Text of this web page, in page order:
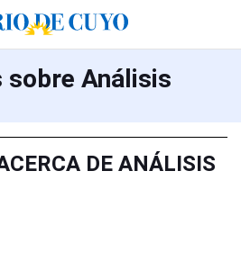
sobre Análisis
DE ANÁLISIS